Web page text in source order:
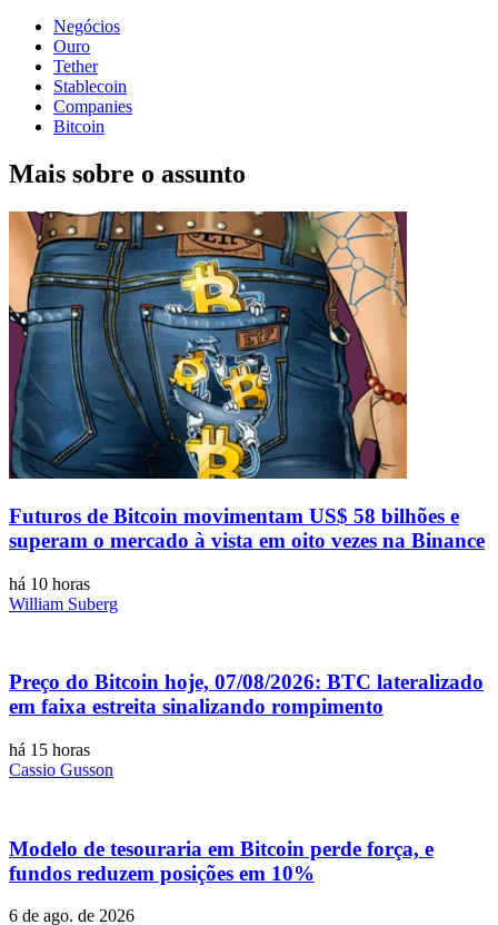
Negócios
Ouro
Tether
Stablecoin
Companies
Bitcoin
Mais sobre o assunto
Futuros de Bitcoin movimentam US$ 58 bilhões e
superam o mercado à vista em oito vezes na Binance
há 10 horas
William Suberg
Preço do Bitcoin hoje, 07/08/2026: BTC lateralizado
em faixa estreita sinalizando rompimento
há 15 horas
Cassio Gusson
Modelo de tesouraria em Bitcoin perde força, e
fundos reduzem posições em 10%
6 de ago. de 2026